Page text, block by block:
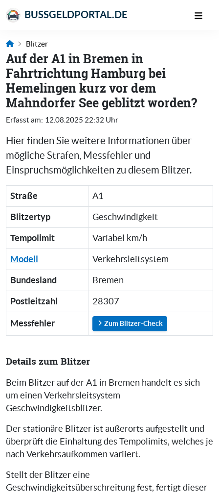
BUSSGELDPORTAL.DE
Blitzer
Auf der A1 in Bremen in
Fahrtrichtung Hamburg bei
Hemelingen kurz vor dem
Mahndorfer See geblitzt worden?
Erfasst am: 12.08.2025 22:32 Uhr
Hier finden Sie weitere Informationen über
mögliche Strafen, Messfehler und
Einspruchsmöglichkeiten zu diesem Blitzer.
Straße A1
Blitzertyp Geschwindigkeit
Tempolimit Variabel km/h
Modell Verkehrsleitsystem
Bundesland Bremen
Postleitzahl 28307
Messfehler Zum Blitzer-Check
Details zum Blitzer
Beim Blitzer auf der A1 in Bremen handelt es sich
um einen Verkehrsleitsystem
Geschwindigkeitsblitzer.
Der stationäre Blitzer ist außerorts aufgestellt und
überprüft die Einhaltung des Tempolimits, welches je
nach Verkehrsaufkommen variiert.
Stellt der Blitzer eine
Geschwindigkeitsüberschreitung fest, fertigt dieser